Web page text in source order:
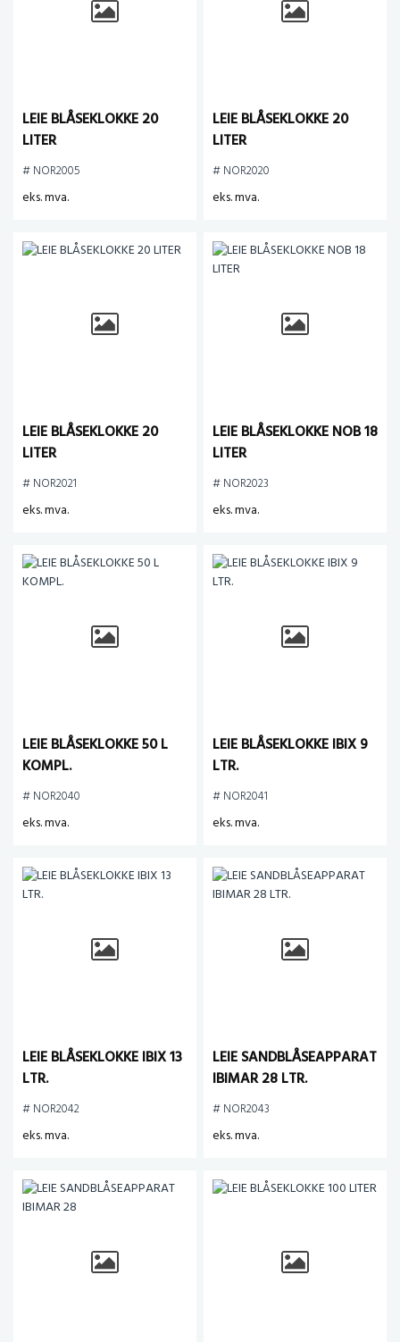
LEIE BLÅSEKLOKKE 20
LITER
# NOR2005
eks. mva.
LEIE BLÅSEKLOKKE 20
LITER
# NOR2020
eks. mva.
LEIE BLÅSEKLOKKE 20
LITER
# NOR2021
eks. mva.
LEIE BLÅSEKLOKKE NOB 18
LITER
# NOR2023
eks. mva.
LEIE BLÅSEKLOKKE 50 L
KOMPL.
# NOR2040
eks. mva.
LEIE BLÅSEKLOKKE IBIX 9
LTR.
# NOR2041
eks. mva.
LEIE BLÅSEKLOKKE IBIX 13
LTR.
# NOR2042
eks. mva.
LEIE SANDBLÅSEAPPARAT
IBIMAR 28 LTR.
# NOR2043
eks. mva.